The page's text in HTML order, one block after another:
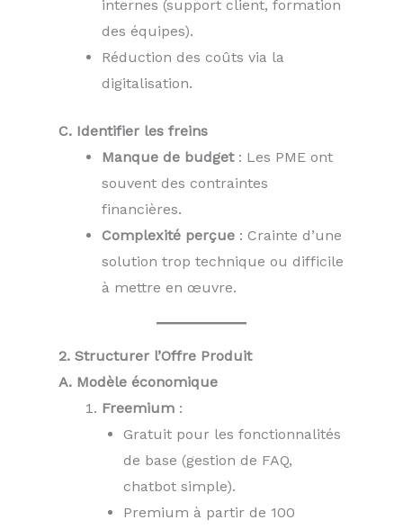
internes (support client, formation
des équipes).
Réduction des coûts via la
digitalisation.
C. Identifier les freins
Manque de budget: Les PME ont
souvent des contraintes
financières.
Complexité perçue : Crainte d’une
solution trop technique ou difficile
à mettre en œuvre.
2. Structurer l’Offre Produit
A. Modèle économique
Freemium :
Gratuit pour les fonctionnalités
de base (gestion de FAQ,
chatbot simple).
Premium à partir de 100